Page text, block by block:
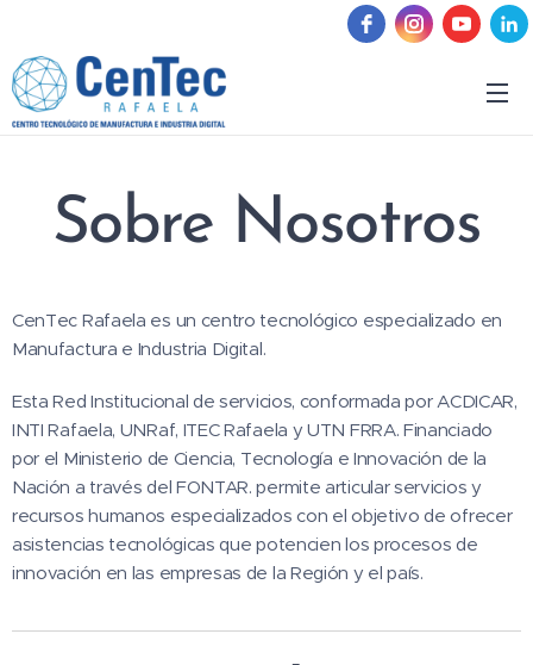
Sobre Nosotros
CenTec Rafaela es un centro tecnológico especializado en
Manufactura e Industria Digital.
Esta Red Institucional de servicios, conformada por ACDICAR,
INTI Rafaela, UNRaf, ITEC Rafaela y UTN FRRA. Financiado
por el Ministerio de Ciencia, Tecnología e Innovación de la
Nación a través del FONTAR. permite articular servicios y
recursos humanos especializados con el objetivo de ofrecer
asistencias tecnológicas que potencien los procesos de
innovación en las empresas de la Región y el país.